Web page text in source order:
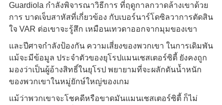
Guardiola กำลังพิจารณาวิธีการ ที่ฤดูกาลกวาดล้างเขาด้วย
การ บาดเจ็บสาหัสที่เกี่ยวข้อง กับเบอร์นาร์โดซิลวาการตัดสิน
ใจ VAR ต่อเขาจะรู้สึก เหมือนเทวดาออกจากมุมของเขา
และปีศาจกำลังป้องกัน ความเสี่ยงของพวกเขา ในการเดิมพัน
แม้จะมีข้อมูล ประจำตัวของยุโรปแมนเชสเตอร์ซิตี้ ยังคงถูก
มองว่าเป็นผู้อ้างสิทธิ์ในยุโรป พยายามที่จะผลักดันน้ำหนัก
ของพวกเขาในหมู่ยักษ์ใหญ่ของเกม
แม้ว่าพวกเขาจะโชคดีหรือขาดมันแมนเชสเตอร์ซิตี้ ก็ไม่